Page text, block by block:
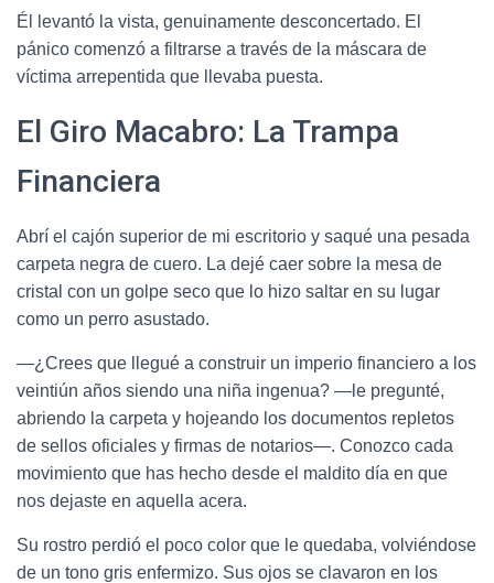
Él levantó la vista, genuinamente desconcertado. El
pánico comenzó a filtrarse a través de la máscara de
víctima arrepentida que llevaba puesta.
El Giro Macabro: La Trampa
Financiera
Abrí el cajón superior de mi escritorio y saqué una pesada
carpeta negra de cuero. La dejé caer sobre la mesa de
cristal con un golpe seco que lo hizo saltar en su lugar
como un perro asustado.
—¿Crees que llegué a construir un imperio financiero a los
veintiún años siendo una niña ingenua? —le pregunté,
abriendo la carpeta y hojeando los documentos repletos
de sellos oficiales y firmas de notarios—. Conozco cada
movimiento que has hecho desde el maldito día en que
nos dejaste en aquella acera.
Su rostro perdió el poco color que le quedaba, volviéndose
de un tono gris enfermizo. Sus ojos se clavaron en los